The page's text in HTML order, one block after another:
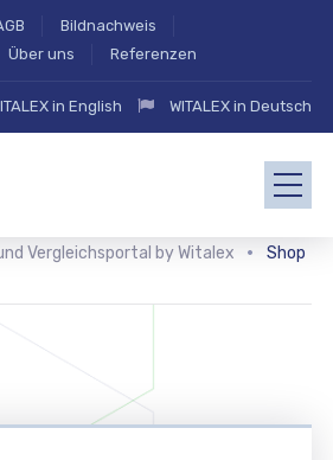
Bildnachweis
Über uns Referenzen
in English WITALEX in Deutsch
Vergleichsportal by Witalex Shop